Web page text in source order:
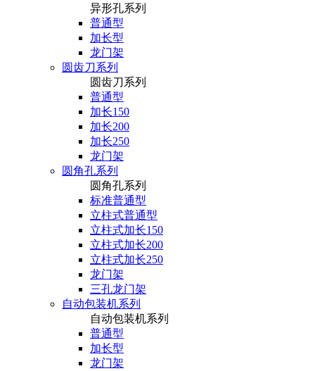
异形孔系列
普通型
加长型
龙门架
圆齿刀系列
圆齿刀系列
普通型
加长150
加长200
加长250
龙门架
圆角孔系列
圆角孔系列
标准普通型
立柱式普通型
立柱式加长150
立柱式加长200
立柱式加长250
龙门架
三孔龙门架
自动包装机系列
自动包装机系列
普通型
加长型
龙门架